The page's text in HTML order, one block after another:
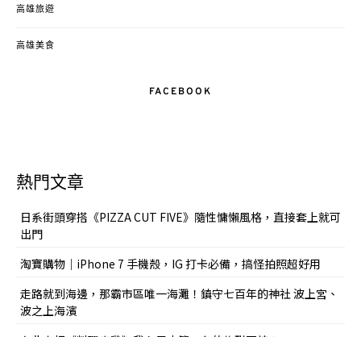
高雄旅遊
高雄美食
FACEBOOK
熱門文章
日系街頭穿搭《PIZZA CUT FIVE》隨性慵懶風格，直接套上就可
出門
淘寶購物｜iPhone 7 手機殼，IG 打卡必備，搞怪拍照超好用
走路就到海邊，那霸市區唯一海灘！鎮守七百年的神社 波上宮、
波之上海濱